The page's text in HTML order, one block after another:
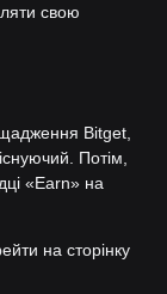
свою
Bitget,
Потім,
«Earn» на
на сторінку